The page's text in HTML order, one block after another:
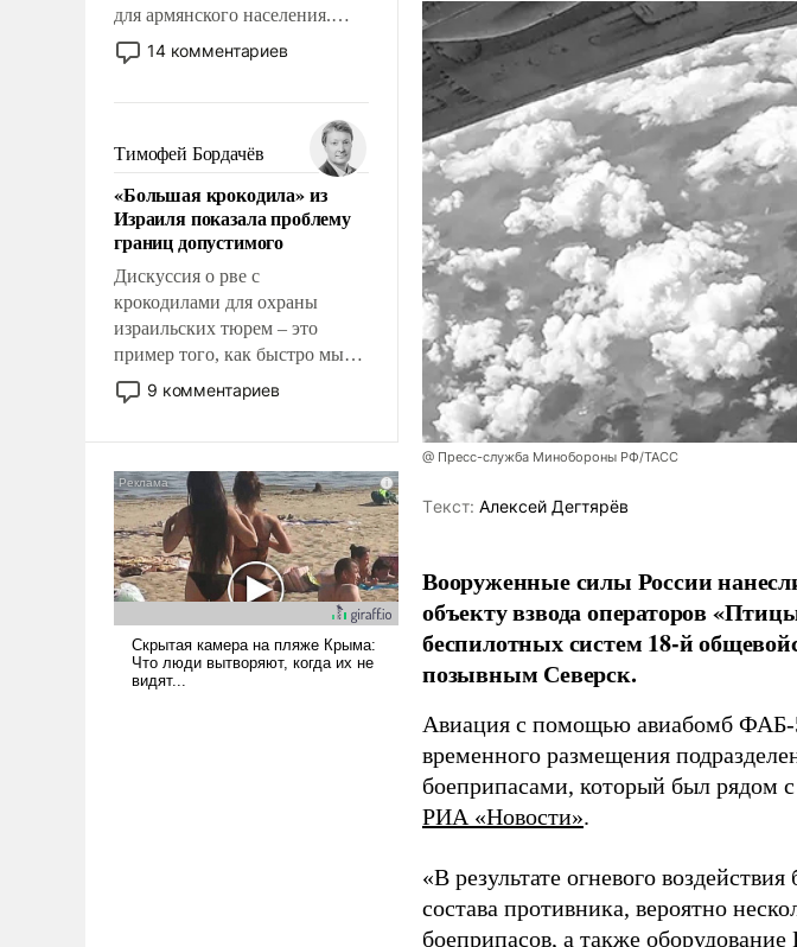
для армянского населения.
Мир, где политические
прожекты будут безусловно
налогоплательщиков и где
Еревану за свои поступки не
нужно отвечать.
14 комментариев
Тимофей Бордачёв
«Большая крокодила» из
Израиля показала проблему
границ допустимого
Дискуссия о рве с
крокодилами для охраны
израильских тюрем – это
пример того, как быстро мы
двигаемся по пути
революционных изменений.
псевдонаучной фантастики,
стало всерьез обсуждаемой
идеей.
9 комментариев
@ Пресс-служба Минобороны РФ/ТАСС
Tекст: Алексей Дегтярёв
Вооруженные силы России
объекту взвода операторов
беспилотных систем 18-й
позывным Северск.
Авиация с помощью авиабомб ФАБ-
временного размещения
боеприпасами, который был рядом
РИА «Новости».
«В результате огневого
состава противника, вероятно
боеприпасов, а также